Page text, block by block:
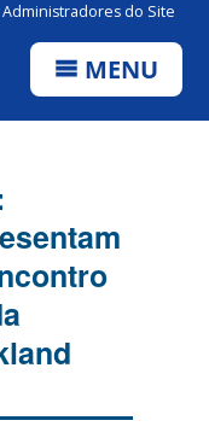
Administradores do Site
MENU